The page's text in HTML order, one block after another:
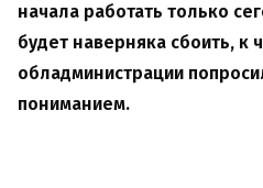
начала работать только
будет наверняка сбоить, к
обладминистрации
пониманием.